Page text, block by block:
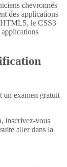
chevronnés
des applications
le CSS3
un examen gratuit
inscrivez-vous
aller dans la